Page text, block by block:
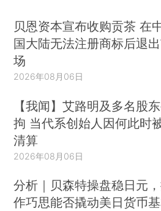
贝恩资本宣布收购贡茶 在
国大陆无法注册商标后退
场
2026年08月06日
【我闻】艾路明及多名股
拘 当代系创始人因何此时
清算
2026年08月06日
分析｜贝森特操盘稳日元
作巧思能否撬动美日货币